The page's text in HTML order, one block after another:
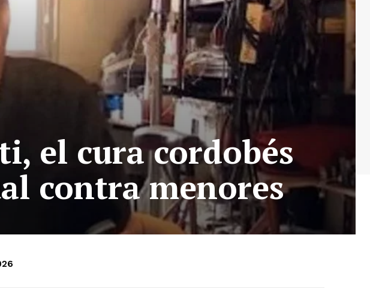
el cura cordobés
contra menores